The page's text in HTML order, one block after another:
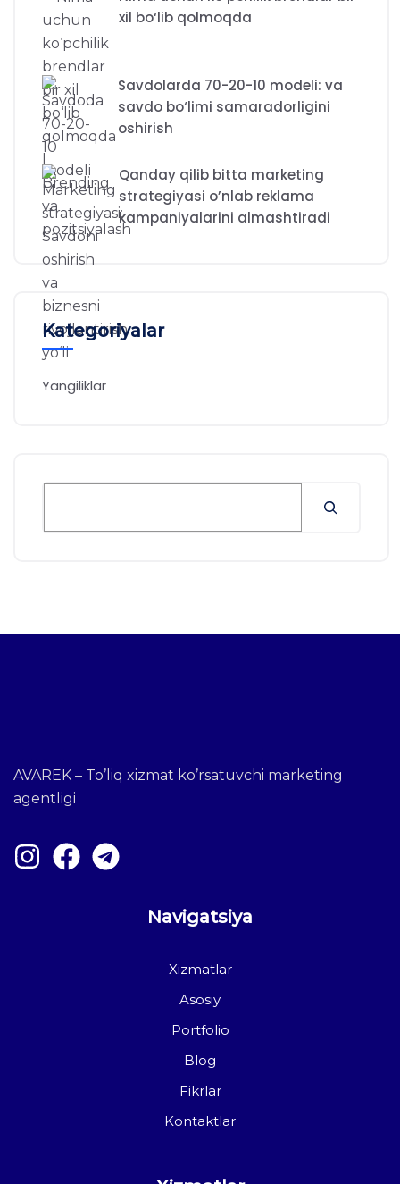
xil bo‘lib qolmoqda
Savdolarda 70-20-10 modeli: va
savdo bo‘limi samaradorligini
oshirish
Qanday qilib bitta marketing
strategiyasi o’nlab reklama
kampaniyalarini almashtiradi
Kategoriyalar
Yangiliklar
AVAREK – To’liq xizmat ko’rsatuvchi marketing
agentligi
Navigatsiya
Xizmatlar
Asosiy
Portfolio
Blog
Fikrlar
Kontaktlar